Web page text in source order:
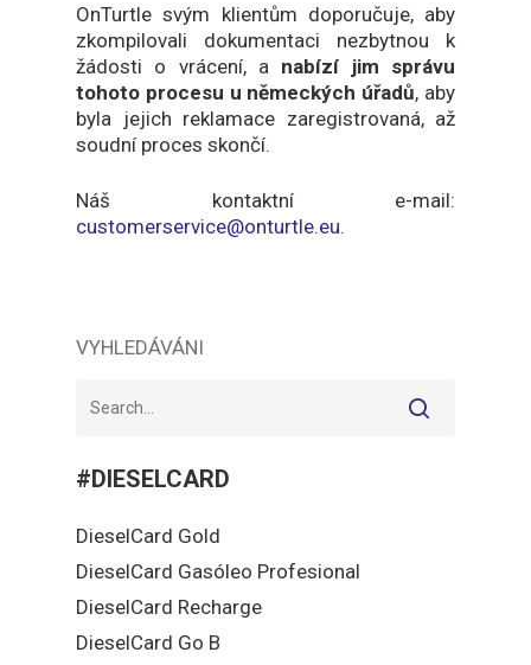
OnTurtle svým klientům doporučuje, aby
zkompilovali dokumentaci nezbytnou k
žádosti o vrácení, a nabízí jim správu
tohoto procesu u německých úřadů, aby
byla jejich reklamace zaregistrovaná, až
soudní proces skončí.
Náš kontaktní e-mail:
customerservice@onturtle.eu.
VYHLEDÁVÁNI
#DIESELCARD
DieselCard Gold
DieselCard Gasóleo Profesional
DieselCard Recharge
DieselCard Go B